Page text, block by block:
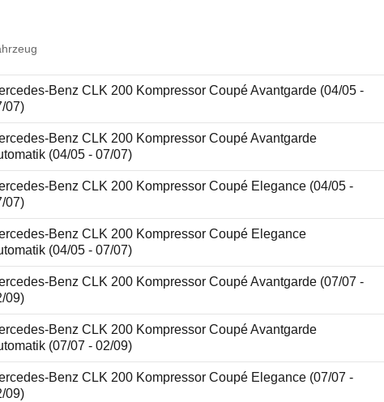
Benz CLK 200 Kompressor Coupé Avantgarde (04/05 -
07)
Benz CLK 200 Kompressor Coupé Avantgarde
(04/05 - 07/07)
Benz CLK 200 Kompressor Coupé Elegance (04/05 -
07)
Benz CLK 200 Kompressor Coupé Elegance
(04/05 - 07/07)
Benz CLK 200 Kompressor Coupé Avantgarde (07/07 -
09)
Benz CLK 200 Kompressor Coupé Avantgarde
(07/07 - 02/09)
Benz CLK 200 Kompressor Coupé Elegance (07/07 -
09)